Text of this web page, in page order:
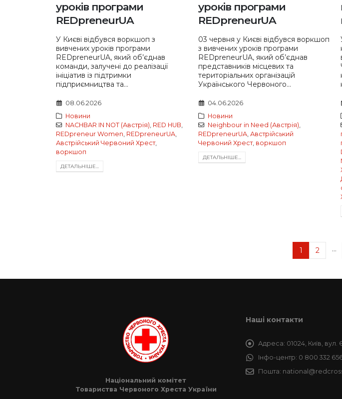
уроків програми
REDpreneurUA
У Києві відбувся воркшоп з
вивчених уроків програми
REDpreneurUA, який об’єднав
команди, залучені до реалізації
ініціатив із підтримки
підприємництва та...
08.06.2026
Новини
NACHBAR IN NOT (Австрія), RED HUB,
REDpreneur Women, REDpreneurUA,
Австрійський Червоний Хрест,
воркшоп
ДЕТАЛЬНIШЕ...
уроків програми
REDpreneurUA
03 червня у Києві відбувся воркшоп
з вивчених уроків програми
REDpreneurUA, який об’єднав
представників місцевих та
територіальних організацій
Українського Червоного...
04.06.2026
Новини
Neighbour in Need (Австрія),
REDpreneurUA, Австрійський
Червоний Хрест, воркшоп
ДЕТАЛЬНIШЕ...
1 2 …
Національний комітет
Товариства Червоного Хреста України
Наші контакти
Адреса: 01024, Київ,
Інфо-центр: 0 800 332
Пошта: